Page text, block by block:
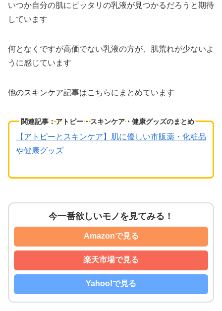
いつか自分の肌にピッタリの乳液が見つかるだろうと期待
しています
何となくですが高価でない乳液の方が、肌荒れが少ないよ
うに感じています
他のスキンケア記事はこちらにまとめています
関連記事：アトピー・スキンケア・健康グッズのまとめ
【アトピーとスキンケア】肌に優しい市販薬・化粧品
や健康グッズ
今一番欲しいモノを見てみる！
Amazonで見る
楽天市場で見る
Yahoo!で見る